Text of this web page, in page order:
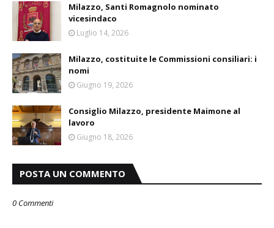
Milazzo, Santi Romagnolo nominato
vicesindaco
Luglio 14, 2026
Milazzo, costituite le Commissioni consiliari: i
nomi
Giugno 19, 2026
Consiglio Milazzo, presidente Maimone al
lavoro
Giugno 18, 2026
POSTA UN COMMENTO
0 Commenti